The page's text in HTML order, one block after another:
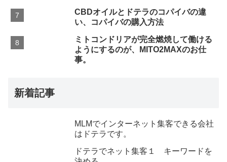
CBDオイルとドテラのコパイバの違
い、コパイバの購入方法
ミトコンドリアが完全燃焼して働ける
ようにするのが、MITO2MAXのお仕
事。
新着記事
MLMでインターネット集客できる会社
はドテラです。
ドテラでネット集客１ キーワードを